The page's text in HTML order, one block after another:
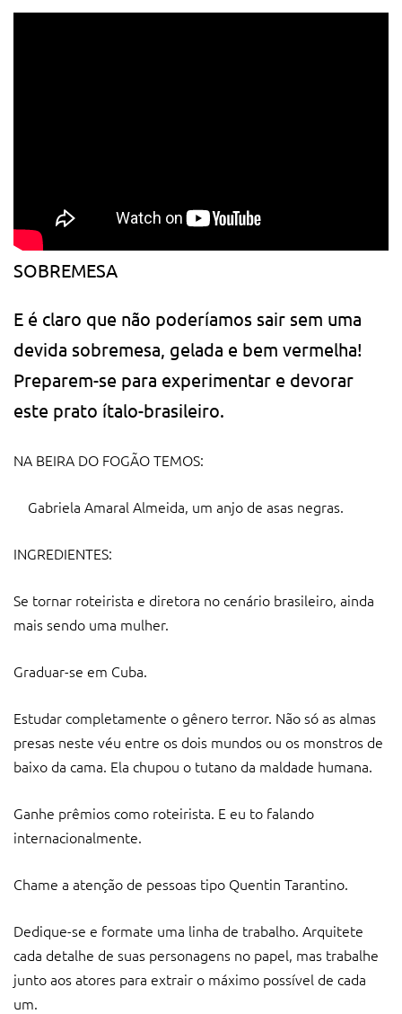
SOBREMESA
E é claro que não poderíamos sair sem uma
devida sobremesa, gelada e bem vermelha!
Preparem-se para experimentar e devorar
este prato ítalo-brasileiro.
NA BEIRA DO FOGÃO TEMOS:
Gabriela Amaral Almeida, um anjo de asas negras.
INGREDIENTES:
Se tornar roteirista e diretora no cenário brasileiro, ainda
mais sendo uma mulher.
Graduar-se em Cuba.
Estudar completamente o gênero terror. Não só as almas
presas neste véu entre os dois mundos ou os monstros de
baixo da cama. Ela chupou o tutano da maldade humana.
Ganhe prêmios como roteirista. E eu to falando
internacionalmente.
Chame a atenção de pessoas tipo Quentin Tarantino.
Dedique-se e formate uma linha de trabalho. Arquitete
cada detalhe de suas personagens no papel, mas trabalhe
junto aos atores para extrair o máximo possível de cada
um.